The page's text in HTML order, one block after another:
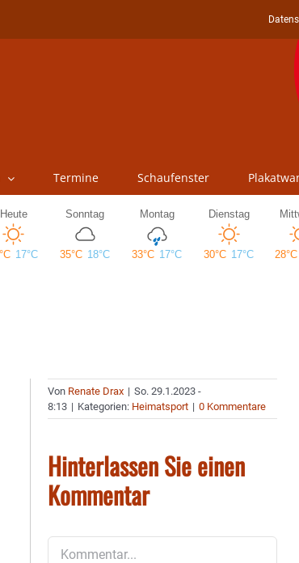
Termine Schaufenster
Von Renate Drax | So. 29.1.2023 -
8:13 | Kategorien: Heimatsport | 0 Kommentare
Hinterlassen Sie einen
Kommentar